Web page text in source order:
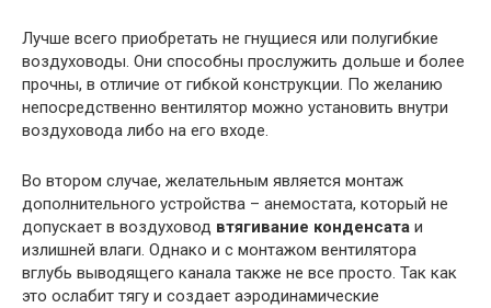
Лучше всего приобретать не гнущиеся или полугибкие
воздуховоды. Они способны прослужить дольше и более
прочны, в отличие от гибкой конструкции. По желанию
непосредственно вентилятор можно установить внутри
воздуховода либо на его входе.
Во втором случае, желательным является монтаж
дополнительного устройства – анемостата, который не
допускает в воздуховод втягивание конденсата и
излишней влаги. Однако и с монтажом вентилятора
вглубь выводящего канала также не все просто. Так как
это ослабит тягу и создает аэродинамические